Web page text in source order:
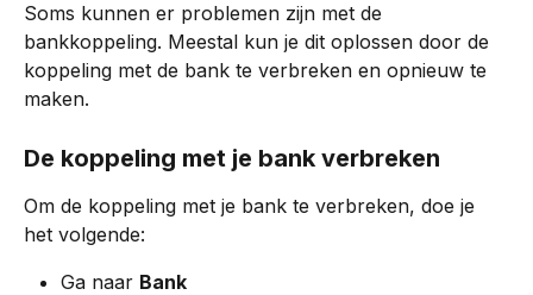
Soms kunnen er problemen zijn met de
bankkoppeling. Meestal kun je dit oplossen door de
koppeling met de bank te verbreken en opnieuw te
maken.
De koppeling met je bank verbreken
Om de koppeling met je bank te verbreken, doe je
het volgende:
Ga naar Bank